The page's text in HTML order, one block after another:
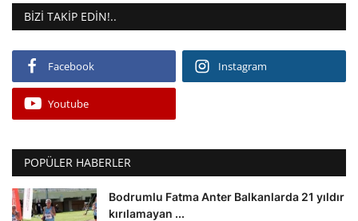
BIZI TAKIP EDIN!..
Facebook Instagram
Youtube
POPÜLER HABERLER
Bodrumlu Fatma Anter Balkanlarda 21 yıldır
kırılamayan ...